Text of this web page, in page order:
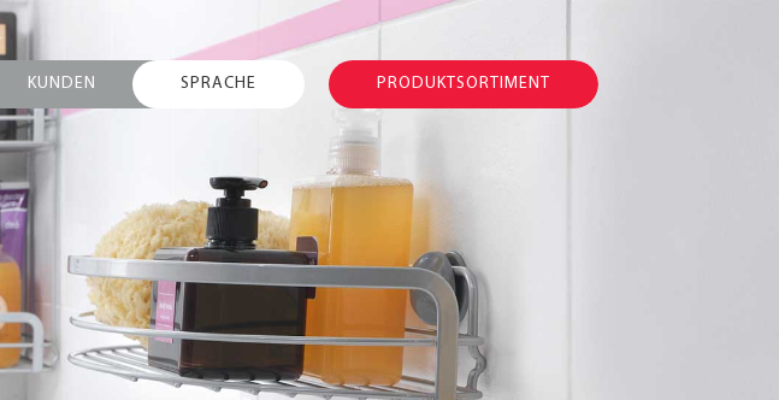
KUNDEN SPRACHE PRODUKTSORTIMENT